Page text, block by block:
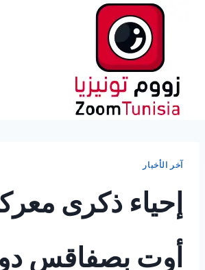
آخر الأخبار
أوت بصفاقس